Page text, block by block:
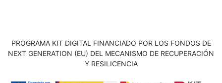
PROGRAMA KIT DIGITAL FINANCIADO POR LOS FONDOS DE
NEXT GENERATION (EU) DEL MECANISMO DE RECUPERACIÓN
Y RESILICENCIA